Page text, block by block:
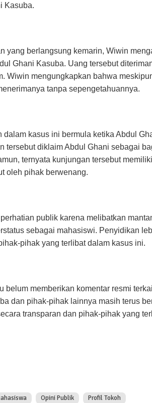
Kasuba.
yang berlangsung kemarin, Wiwin
Ghani Kasuba. Uang tersebut
Wiwin mengungkapkan bahwa
tanpa sepengetahuannya.
dalam kasus ini bermula ketika Abdul
tersebut diklaim Abdul Ghani sebagai
ternyata kunjungan tersebut
oleh pihak berwenang.
publik karena melibatkan
sebagai mahasiswi. Penyidikan
pihak yang terlibat dalam kasus ini.
belum memberikan komentar resmi
dan pihak-pihak lainnya masih terus
transparan dan pihak-pihak yang
Opini Publik Profil Tokoh